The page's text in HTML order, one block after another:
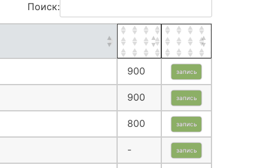
Поиск:
900 запись
900 запись
800 запись
- запись